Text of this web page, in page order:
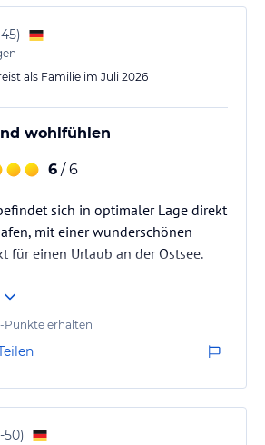
zu eng!.
überall willkommen. Pluspunkt!
)
als Familie im Juli 2026
wohlfühlen
6 / 6
sich in optimaler Lage direkt
mit einer wunderschönen
für einen Urlaub an der Ostsee.
Punkte erhalten
50)